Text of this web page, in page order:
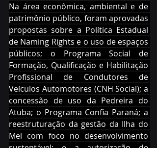
Na área econômica, ambiental e de
patrimônio público, foram aprovadas
propostas sobre a Política Estadual
de Naming Rights e o uso de espaços
públicos; o Programa Social de
Formação, Qualificação e Habilitação
Profissional de Condutores de
Veículos Automotores (CNH Social); a
concessão de uso da Pedreira do
Atuba; o Programa Confia Paraná; a
reestruturação da gestão da Ilha do
Mel com foco no desenvolvimento